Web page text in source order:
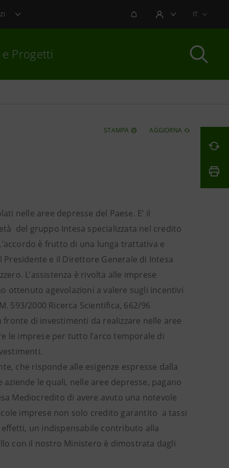
NOTIFICHEAREA UTENTEIT
e Progetti
STAMPA AGGIORNA
nelle aree depresse del Paese. E’ il
del gruppo Intesa specializzata nel credito
è frutto di una lunga trattativa e
e il Direttore Generale di Intesa
L’assistenza è rivolta alle imprese
ottenuto agevolazioni a valere sugli incentivi
593/2000 Ricerca Scientifica, 662/96
di investimenti da realizzare nelle aree
le imprese per tutto l’arco temporale di
che risponde alle esigenze espresse dalla
le quali, nelle aree depresse, pagano
Mediocredito di avere avuto una notevole
imprese non solo credito garantito a tassi
un indispensabile contributo alla
con il nostro Ministero è dimostrata dagli